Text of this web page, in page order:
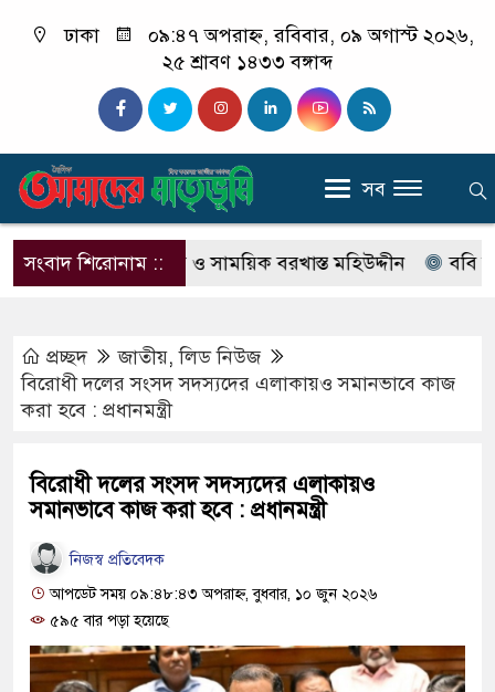
ঢাকা
০৯:৪৭ অপরাহ্ন, রবিবার, ০৯ অগাস্ট ২০২৬,
২৫ শ্রাবণ ১৪৩৩ বঙ্গাব্দ
সব
সংবাদ শিরোনাম ::
মামলার আসামি ও সাময়িক বরখাস্ত মহিউদ্দীন ববি সংলগ্ন
প্রচ্ছদ জাতীয়,লিড নিউজ
বিরোধী দলের সংসদ সদস্যদের এলাকায়ও সমানভাবে কাজ
করা হবে : প্রধানমন্ত্রী
বিরোধী দলের সংসদ সদস্যদের এলাকায়ও
সমানভাবে কাজ করা হবে : প্রধানমন্ত্রী
নিজস্ব প্রতিবেদক
আপডেট সময় ০৯:৪৮:৪৩ অপরাহ্ন, বুধবার, ১০ জুন ২০২৬
৫৯৫ বার পড়া হয়েছে